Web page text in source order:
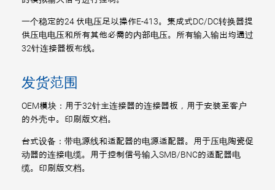
一个稳定的24 伏电压足以操作E-413。集成式DC/DC转换器提
供压电电压和所有其他必需的内部电压。所有输入输出均通过
32针连接器板布线。
发货范围
OEM模块：用于32针主连接器的连接器板，用于安装至客户
的外壳中。印刷版文档。
台式设备：带电源线和适配器的电源适配器。用于压电陶瓷促
动器的连接电缆。用于控制信号输入SMB/BNC的适配器电
缆。印刷版文档。